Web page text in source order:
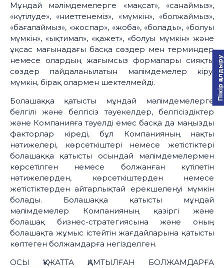
Мұндай мәлімдемелерге «мақсат», «санаймыз»,
«күтілуде», «ниеттенеміз», «мүмкін», «болжаймыз»,
«бағалаймыз», «жоспар», «жоба», «болады», «болуы
мүмкін», «ықтимал», «қажет», «болуы мүмкін» және
ұқсас мағынадағы басқа сөздер мен терминдер
немесе олардың жағымсыз формалары сияқты
сөздер пайдаланылатын мәлімдемелер кіруі
мүмкін, бірақ олармен шектелмейді.
Болашаққа қатысты мұндай мәлімдемелерге
белгілі және белгісіз тәуекелдер, белгісіздіктер
және Компанияға тәуелді емес басқа да маңызды
факторлар кіреді, бұл Компанияның нақты
нәтижелері, көрсеткіштері немесе жетістіктері
болашаққа қатысты осындай мәлімдемелермен
көрсетілген немесе болжанған күтілетін
нәтижелерден, көрсеткіштерден немесе
жетістіктерден айтарлықтай ерекшеленуі мүмкін
болады. Болашаққа қатысты мұндай
мәлімдемелер Компанияның қазіргі және
болашақ бизнес-стратегиясына және оның
болашақта жұмыс істейтін жағдайларына қатысты
көптеген болжамдарға негізделген.
ОСЫ ҚҰЖАТТА ҚАМТЫЛҒАН БОЛЖАМДАРҒА
Пікір қалдыру